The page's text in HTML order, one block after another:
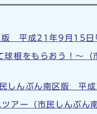
版 平成21年9月15日
根をもらおう！～
しんぶん南区版 平
アー（市民しんぶん